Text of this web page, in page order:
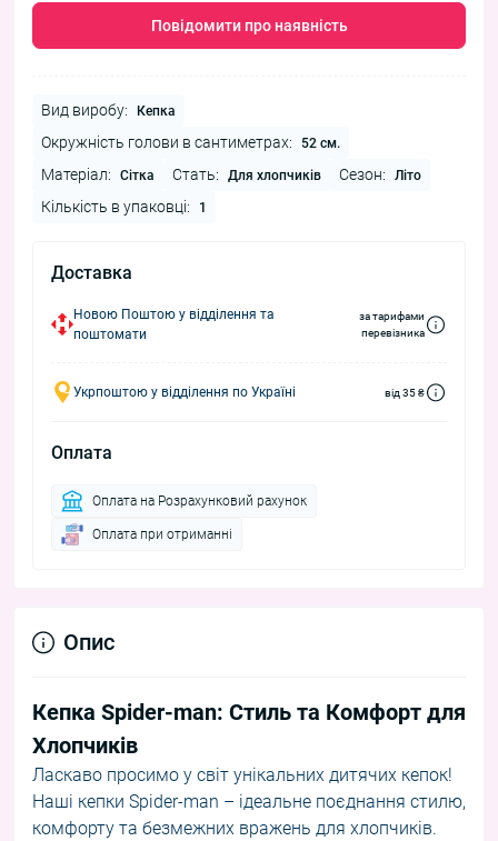
Повідомити про наявність
Вид виробу: Кепка
Окружність голови в сантиметрах: 52 см.
Матеріал: Сітка Стать: Для хлопчиків Сезон: Літо
Кількість в упаковці: 1
Доставка
Новою Поштою у відділення та
поштомати
за тарифами
перевізника
Укрпоштою у відділення по Україні від 35 ₴
Оплата
Оплата на Розрахунковий рахунок
Оплата при отриманні
Опис
Кепка Spider-man: Стиль та Комфорт для
Хлопчиків
Ласкаво просимо у світ унікальних дитячих кепок!
Наші кепки Spider-man – ідеальне поєднання стилю,
комфорту та безмежних вражень для хлопчиків.